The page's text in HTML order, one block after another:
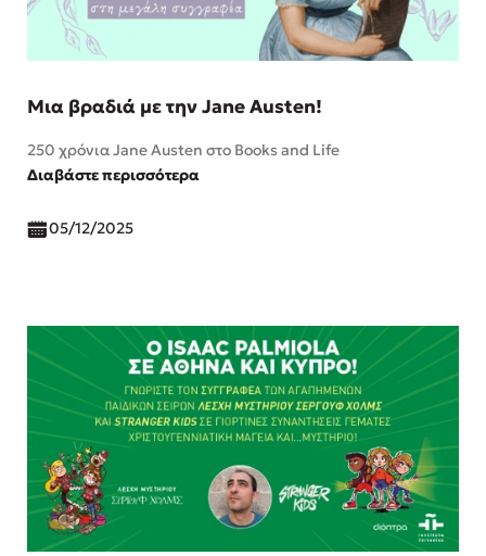
Μια βραδιά με την Jane Austen!
250 χρόνια Jane Austen στο Books and Life
Διαβάστε περισσότερα
05/12/2025